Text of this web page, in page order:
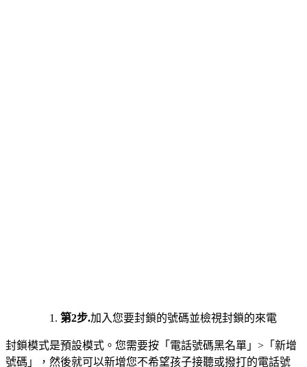
第2步.加入您要封鎖的號碼並檢視封鎖的來電
封鎖模式是預設模式。您需要按「電話號碼黑名單」>「新增
號碼」，然後就可以新增您不希望孩子接聽或撥打的電話號